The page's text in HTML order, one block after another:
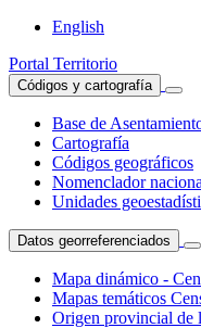
English
Portal Territorio
Códigos y cartografía
Base de
Cartografía
Códigos geográficos
Nomenclador
Unidades
Datos georreferenciados
Mapa dinámico -
Mapas temáticos
Origen provincial de